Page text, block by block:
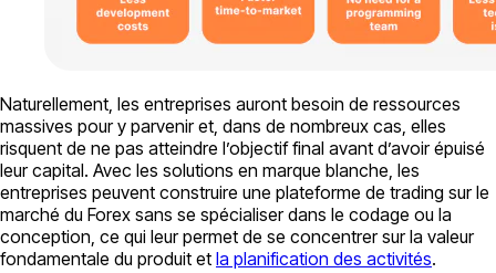
Naturellement, les entreprises auront besoin de ressources
massives pour y parvenir et, dans de nombreux cas, elles
risquent de ne pas atteindre l’objectif final avant d’avoir épuisé
leur capital. Avec les solutions en marque blanche, les
entreprises peuvent construire une plateforme de trading sur le
marché du Forex sans se spécialiser dans le codage ou la
conception, ce qui leur permet de se concentrer sur la valeur
fondamentale du produit et la planification des activités.